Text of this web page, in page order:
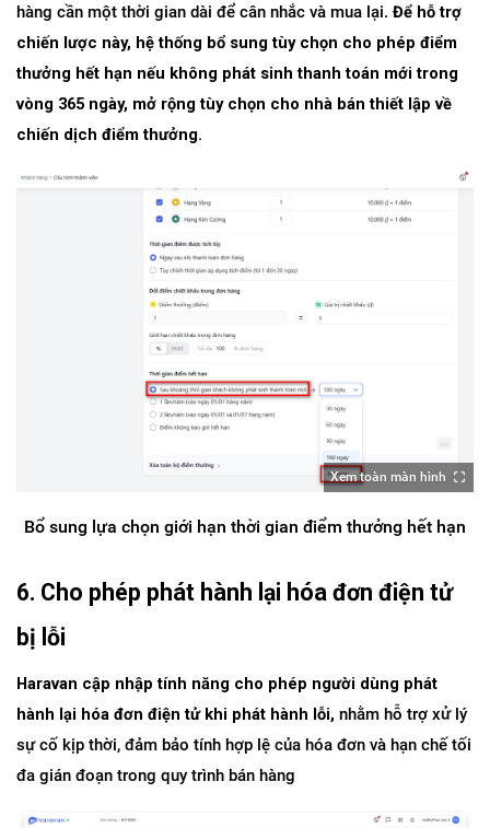
hàng cần một thời gian dài để cân nhắc và mua lại. Để hỗ trợ
chiến lược này, hệ thống bổ sung tùy chọn cho phép điểm
thưởng hết hạn nếu không phát sinh thanh toán mới trong
vòng 365 ngày, mở rộng tùy chọn cho nhà bán thiết lập về
chiến dịch điểm thưởng.
Xem toàn màn hình
Bổ sung lựa chọn giới hạn thời gian điểm thưởng hết hạn
6. Cho phép phát hành lại hóa đơn điện tử
bị lỗi
Haravan cập nhập tính năng cho phép người dùng phát
hành lại hóa đơn điện tử khi phát hành lỗi, nhằm hỗ trợ xử lý
sự cố kịp thời, đảm bảo tính hợp lệ của hóa đơn và hạn chế tối
đa gián đoạn trong quy trình bán hàng